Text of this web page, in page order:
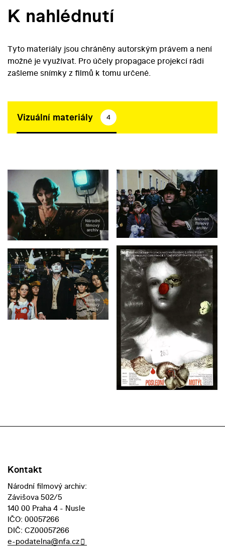
K nahlédnutí
Tyto materiály jsou chráněny autorským právem a není
možné je využívat. Pro účely propagace projekcí rádi
zašleme snímky z filmů k tomu určené.
Vizuální materiály 4
Kontakt
Národní filmový archiv:
Závišova 502/5
140 00 Praha 4 - Nusle
IČO: 00057266
DIČ: CZ00057266
e-podatelna@nfa.cz